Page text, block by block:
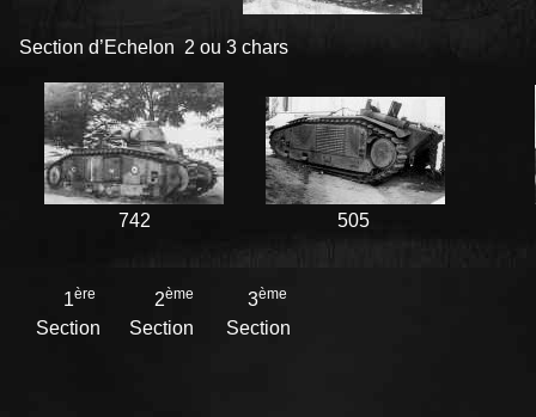
Section d’Echelon 2 ou 3 chars
742 505
1ère
Section
2ème
Section
3ème
Section